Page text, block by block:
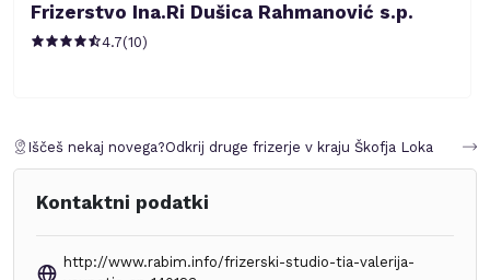
Frizerstvo Ina.Ri Dušica Rahmanović s.p.
4.7(10)
Iščeš nekaj novega?Odkrij druge frizerje v kraju Škofja Loka
Kontaktni podatki
http://www.rabim.info/frizerski-studio-tia-valerija-